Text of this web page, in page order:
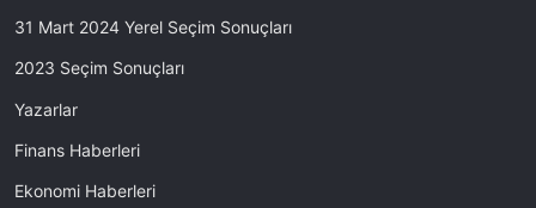
31 Mart 2024 Yerel Seçim Sonuçları
2023 Seçim Sonuçları
Yazarlar
Finans Haberleri
Ekonomi Haberleri